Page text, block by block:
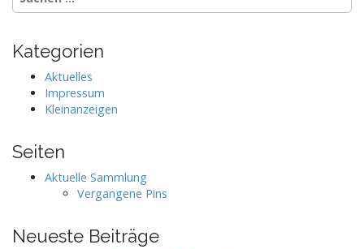
nach:
Kategorien
Aktuelles
Impressum
Kleinanzeigen
Seiten
Aktuelle Sammlung
Vergangene Pins
Neueste Beiträge